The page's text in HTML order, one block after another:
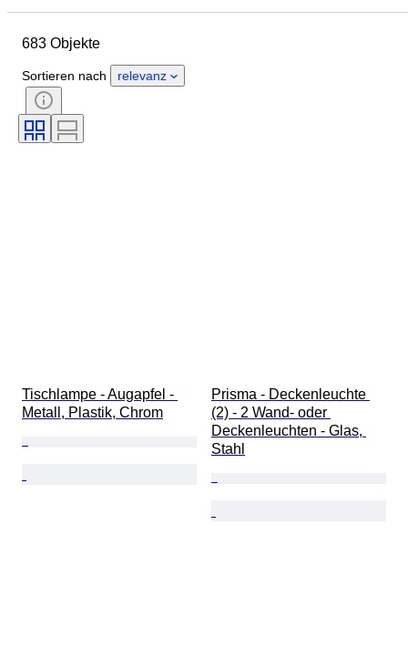
Objekt
Zustand
Stil
Unterschrift
Verkauft von
Epoche
683 Objekte
Sortieren nach relevanz
Tischlampe - Augapfel -
Metall, Plastik, Chrom
Prisma - Deckenleuchte
(2) - 2 Wand- oder
Deckenleuchten - Glas,
Stahl